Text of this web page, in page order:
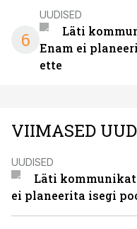
6
UUDISED
Läti
Enam ei
ette
VIIMASED
UUDISED
Läti
ei planeerita isegi